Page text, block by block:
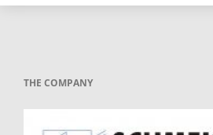
THE COMPANY